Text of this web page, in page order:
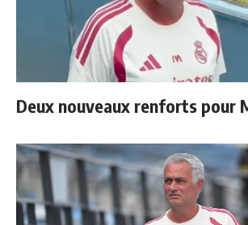
Deux nouveaux renforts pour